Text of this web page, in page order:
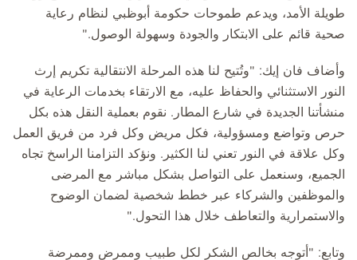
طويلة الأمد، ويدعم طموحات حكومة أبوظبي لنظام رعاية
صحية قائم على الابتكار والجودة وسهولة الوصول."
وأضاف فان إيك: "وتُتيح لنا هذه المرحلة الانتقالية تكريم إرث
النور الاستثنائي والحفاظ عليه، مع الارتقاء بخدمات الرعاية في
منشأتنا الجديدة في شارع المطار. نقوم بعملية النقل هذه بكل
حرص وتواضع ومسؤولية، فكل مريض وكل فرد من فريق العمل
وكل علاقة في النور تعني لنا الكثير. ونؤكد التزامنا الراسخ تجاه
الجميع، وسنعمل على التواصل بشكل مباشر مع المرضى
والموظفين والشركاء عبر خطط شخصية لضمان الوضوح
والاستمرارية والتعاطف خلال هذا التحول."
وتابع: "أتوجه بخالص الشكر لكل طبيب وممرض وممرضة